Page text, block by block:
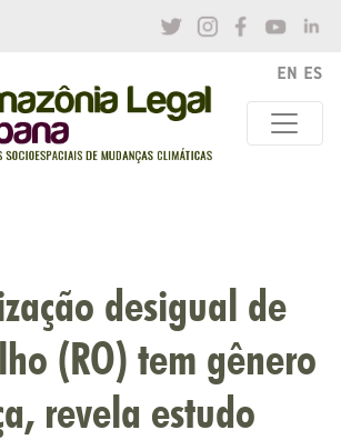
desigual de
(RO) tem gênero
revela estudo